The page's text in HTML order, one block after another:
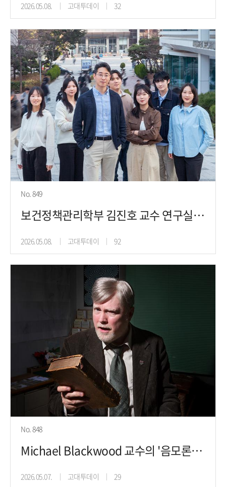
2026.05.08. 고대투데이 32
No. 849
보건정책관리학부 김진호 교수 연구실, 사회가 개인의 건강을 결정한다
2026.05.08. 고대투데이 92
No. 848
Michael Blackwood 교수의 '음모론, 논쟁, 미스터
2026.05.07. 고대투데이 29